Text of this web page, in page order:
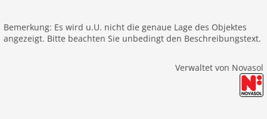
Bemerkung: Es wird u.U. nicht die genaue Lage des Objektes
angezeigt. Bitte beachten Sie unbedingt den Beschreibungstext.
Verwaltet von Novasol